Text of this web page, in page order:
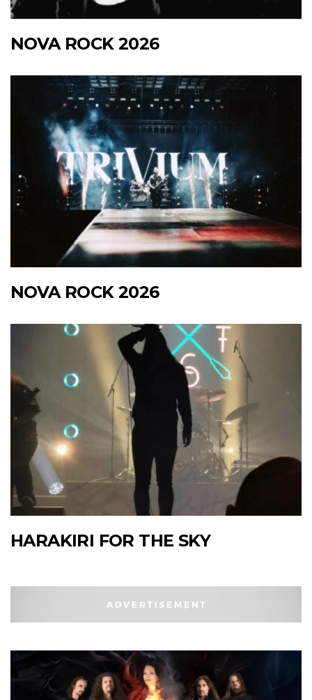
NOVA ROCK 2026
NOVA ROCK 2026
HARAKIRI FOR THE SKY